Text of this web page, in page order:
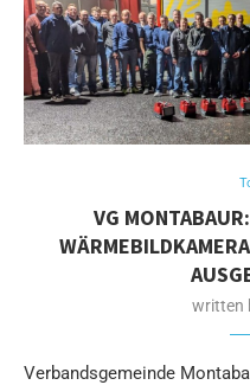
VG
written
Verbandsgemeinde